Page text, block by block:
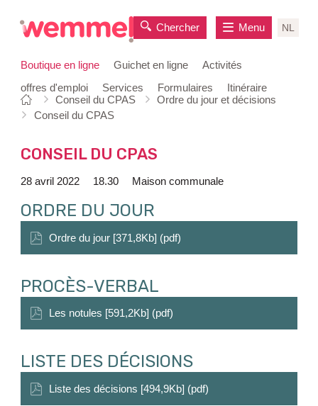
au
Boutique en ligne Guichet en ligne
Activités
offres d'emploi
Services Formulaires Itinéraire
Chercher NL
Menu
Vous
êtes
Page
de
Conseil du CPAS
Ordre du jour et décisions
Conseil du CPAS
CONSEIL DU CPAS
28 avril 2022 18.30 Maison communale
ORDRE DU JOUR
Ordre du jour [371,8Kb] (pdf)
PROCÈS-VERBAL
Les notules [591,2Kb] (pdf)
LISTE DES DÉCISIONS
Liste des décisions [494,9Kb] (pdf)